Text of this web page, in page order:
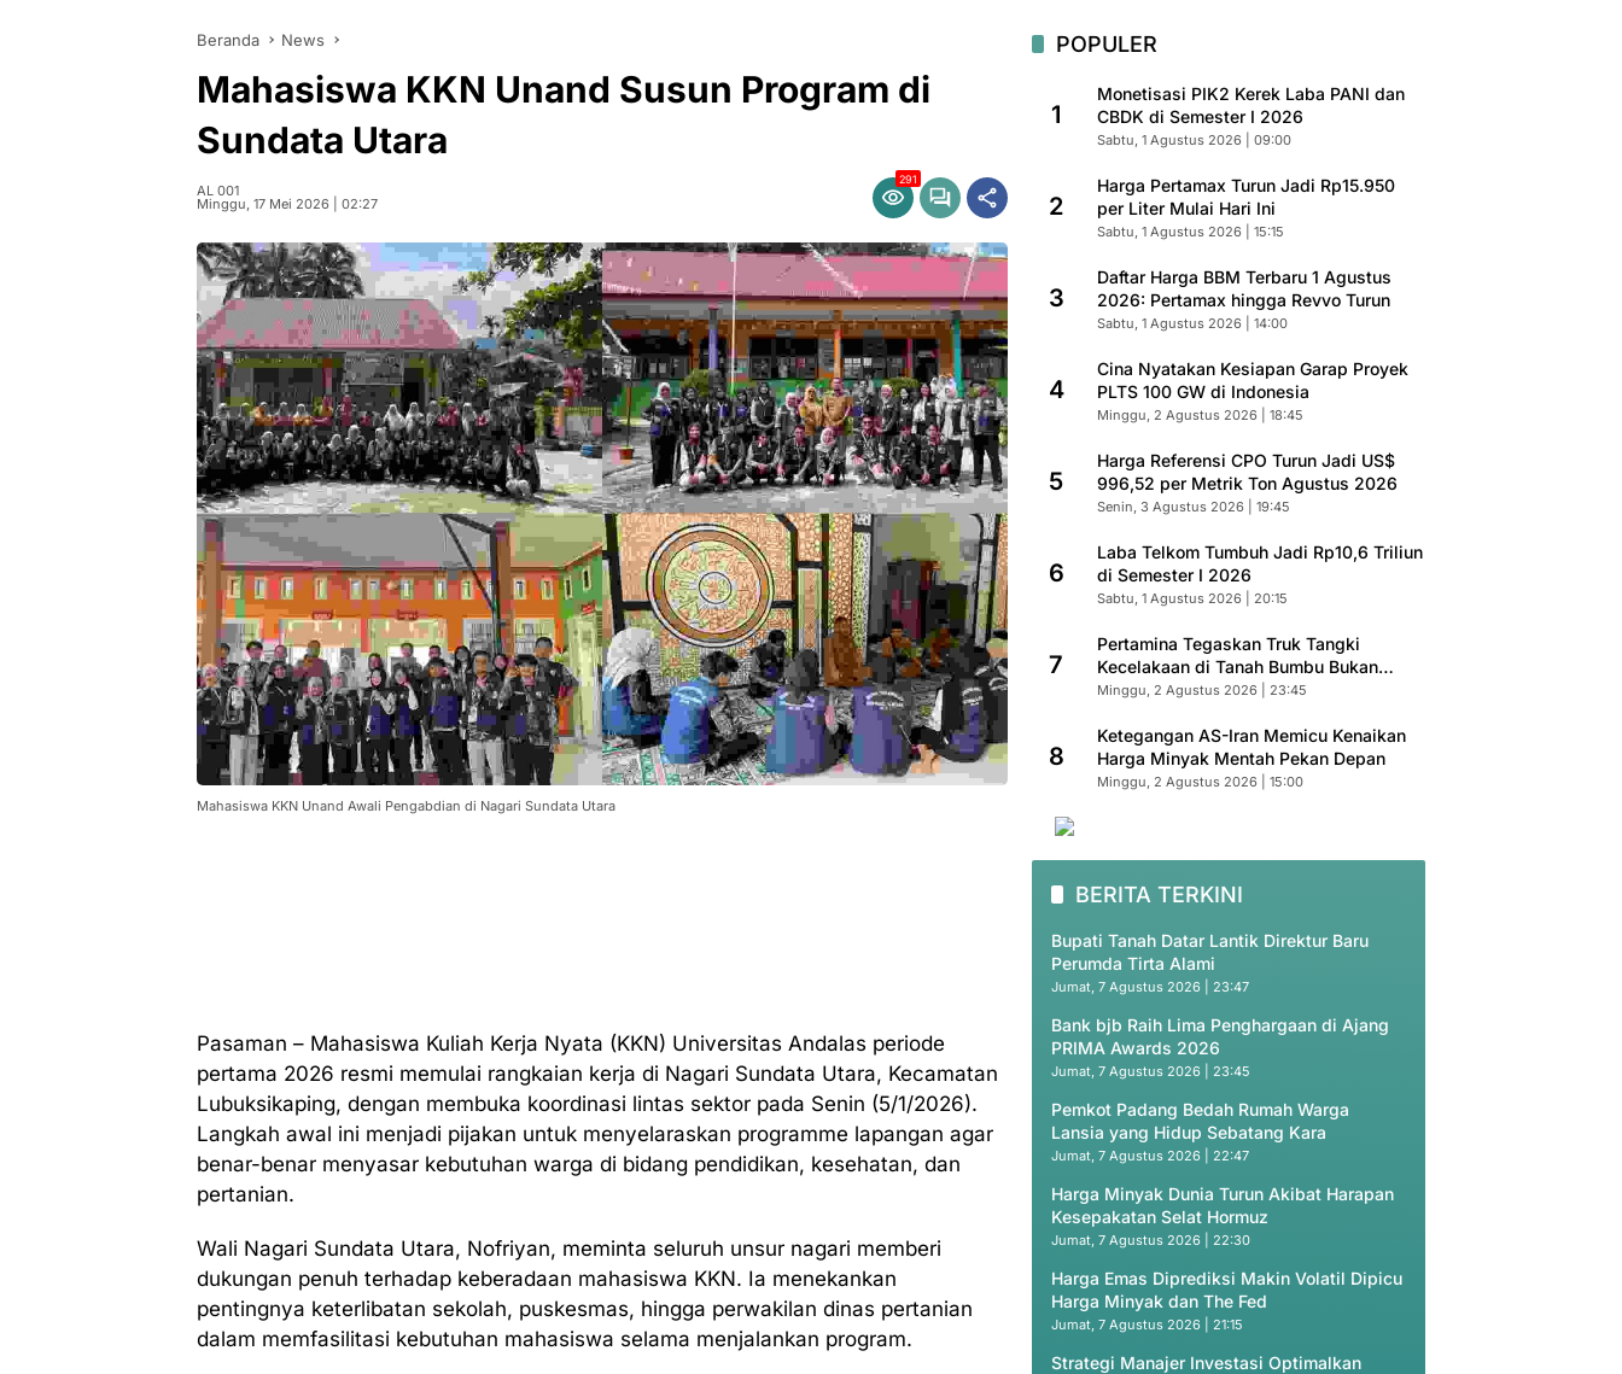
Beranda News
Mahasiswa KKN Unand Susun Program di
Sundata Utara
AL 001
Minggu, 17 Mei 2026 | 02:27
291
Mahasiswa KKN Unand Awali Pengabdian di Nagari Sundata Utara
Pasaman – Mahasiswa Kuliah Kerja Nyata (KKN) Universitas Andalas periode
pertama 2026 resmi memulai rangkaian kerja di Nagari Sundata Utara, Kecamatan
Lubuksikaping, dengan membuka koordinasi lintas sektor pada Senin (5/1/2026).
Langkah awal ini menjadi pijakan untuk menyelaraskan programme lapangan agar
benar-benar menyasar kebutuhan warga di bidang pendidikan, kesehatan, dan
pertanian.
Wali Nagari Sundata Utara, Nofriyan, meminta seluruh unsur nagari memberi
dukungan penuh terhadap keberadaan mahasiswa KKN. Ia menekankan
pentingnya keterlibatan sekolah, puskesmas, hingga perwakilan dinas pertanian
dalam memfasilitasi kebutuhan mahasiswa selama menjalankan program.
POPULER
1
Monetisasi PIK2 Kerek Laba PANI dan
CBDK di Semester I 2026
Sabtu, 1 Agustus 2026 | 09:00
2
Harga Pertamax Turun Jadi Rp15.950
per Liter Mulai Hari Ini
Sabtu, 1 Agustus 2026 | 15:15
3
Daftar Harga BBM Terbaru 1 Agustus
2026: Pertamax hingga Revvo Turun
Sabtu, 1 Agustus 2026 | 14:00
4
Cina Nyatakan Kesiapan Garap Proyek
PLTS 100 GW di Indonesia
Minggu, 2 Agustus 2026 | 18:45
5
Harga Referensi CPO Turun Jadi US$
996,52 per Metrik Ton Agustus 2026
Senin, 3 Agustus 2026 | 19:45
6
Laba Telkom Tumbuh Jadi Rp10,6 Triliun
di Semester I 2026
Sabtu, 1 Agustus 2026 | 20:15
7
Pertamina Tegaskan Truk Tangki
Kecelakaan di Tanah Bumbu Bukan
Armada Resmi
Minggu, 2 Agustus 2026 | 23:45
8
Ketegangan AS-Iran Memicu Kenaikan
Harga Minyak Mentah Pekan Depan
Minggu, 2 Agustus 2026 | 15:00
BERITA TERKINI
Bupati Tanah Datar Lantik Direktur Baru
Perumda Tirta Alami
Jumat, 7 Agustus 2026 | 23:47
Bank bjb Raih Lima Penghargaan di Ajang
PRIMA Awards 2026
Jumat, 7 Agustus 2026 | 23:45
Pemkot Padang Bedah Rumah Warga
Lansia yang Hidup Sebatang Kara
Jumat, 7 Agustus 2026 | 22:47
Harga Minyak Dunia Turun Akibat Harapan
Kesepakatan Selat Hormuz
Jumat, 7 Agustus 2026 | 22:30
Harga Emas Diprediksi Makin Volatil Dipicu
Harga Minyak dan The Fed
Jumat, 7 Agustus 2026 | 21:15
Strategi Manajer Investasi Optimalkan